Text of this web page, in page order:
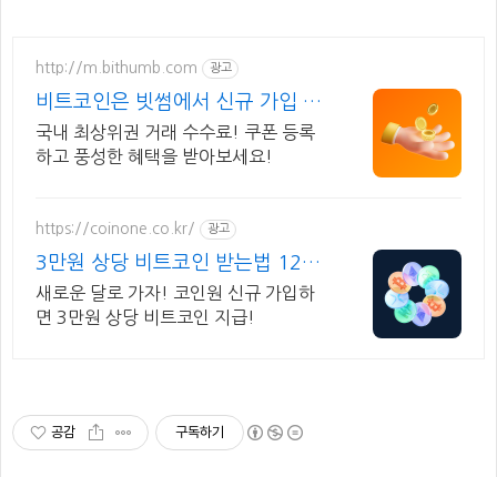
http://m.bithumb.com 광고
비트코인은 빗썸에서 신규 가입 시
5만원 혜택
국내 최상위권 거래 수수료! 쿠폰 등록
하고 풍성한 혜택을 받아보세요!
https://coinone.co.kr/ 광고
3만원 상당 비트코인 받는법 12년
무사고 거래소
새로운 달로 가자! 코인원 신규 가입하
면 3만원 상당 비트코인 지급!
공감 구독하기